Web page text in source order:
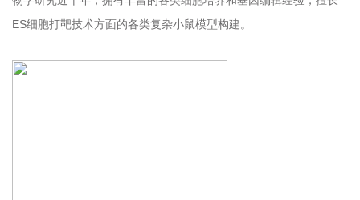
ES细胞打靶技术方面的各类复杂小鼠模型构建。